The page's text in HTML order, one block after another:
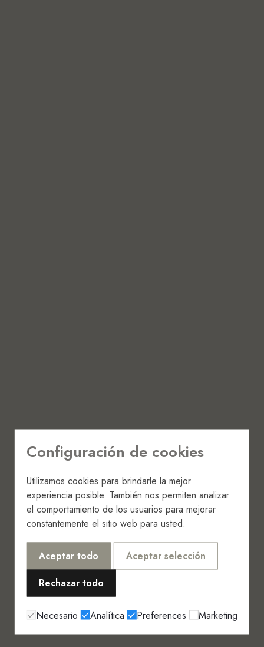
Configuración de cookies
Utilizamos cookies para brindarle la mejor
experiencia posible. También nos permiten analizar
el comportamiento de los usuarios para mejorar
constantemente el sitio web para usted.
Aceptar todo
Aceptar selección
Rechazar todo
Necesario Analítica Preferences Marketing